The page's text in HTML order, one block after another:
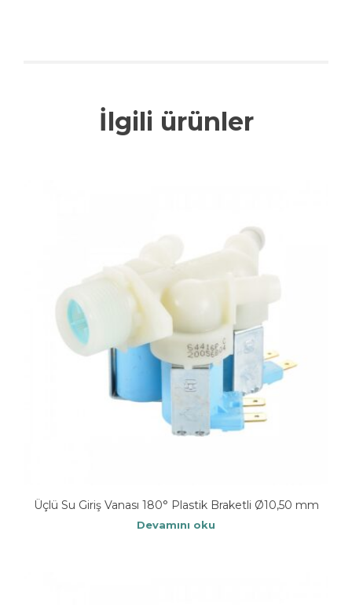
İlgili ürünler
Üçlü Su Giriş Vanası 180° Plastik Braketli Ø10,50 mm
Devamını oku